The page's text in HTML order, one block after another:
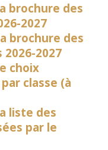
brochure des
2027
brochure des
2027
choix
classe (à
liste des
par le